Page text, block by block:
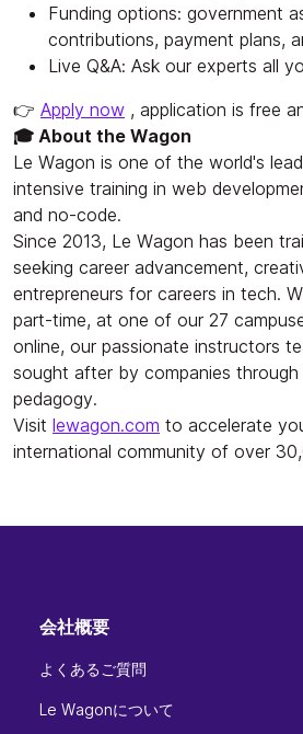
Funding options: government
contributions, payment plans,
Live Q&A: Ask our experts all
👉 Apply now , application is free
🎓 About the Wagon
Le Wagon is one of the world's
intensive training in web
and no-code.
Since 2013, Le Wagon has been
seeking career advancement,
entrepreneurs for careers in tech.
part-time, at one of our 27
online, our passionate instructors
sought after by companies
pedagogy.
Visit lewagon.com to accelerate
international community of over
会社概要
よくあるご質問
Le Wagonについて